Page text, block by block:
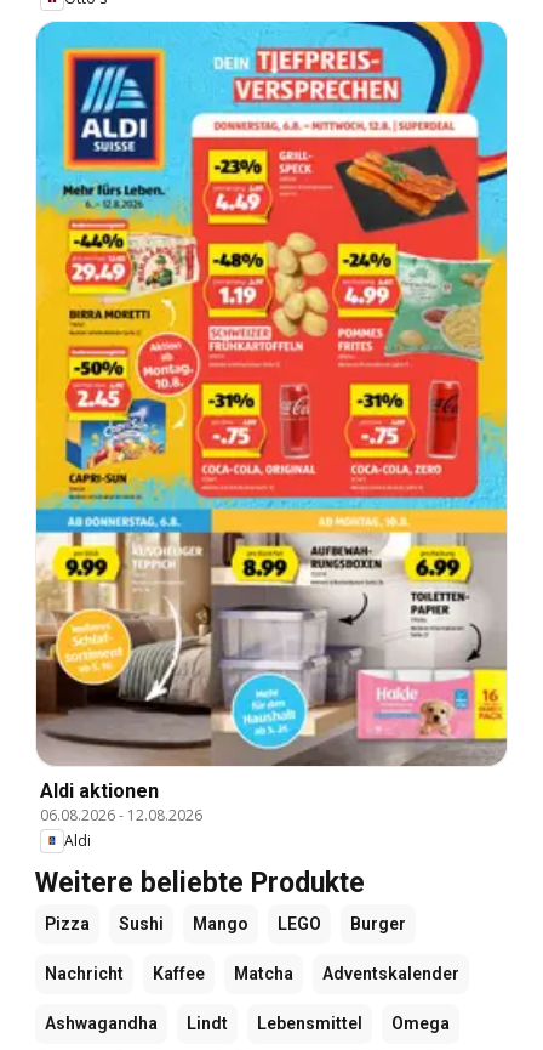
Aldi aktionen
06.08.2026- 12.08.2026
Aldi
Weitere beliebte Produkte
Pizza Sushi Mango LEGO Burger
Nachricht Kaffee Matcha Adventskalender
Ashwagandha Lindt Lebensmittel Omega